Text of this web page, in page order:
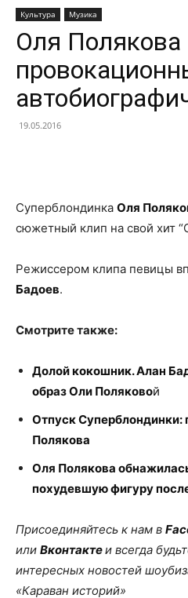
Культура Музика
Оля Полякова
19.05.2016
Суперблондинка Оля
сюжетный клип на свой хит
Режиссером клипа певицы
Бадоев.
Смотрите также:
Долой кокошник. Алан
образ Оли Поляковой
Отпуск Суперблондинки:
Полякова
Оля Полякова
похудевшую фигуру
Присоединяйтесь к нам в
или Вконтактеи всегда
интересных новостей
«Караван историй»